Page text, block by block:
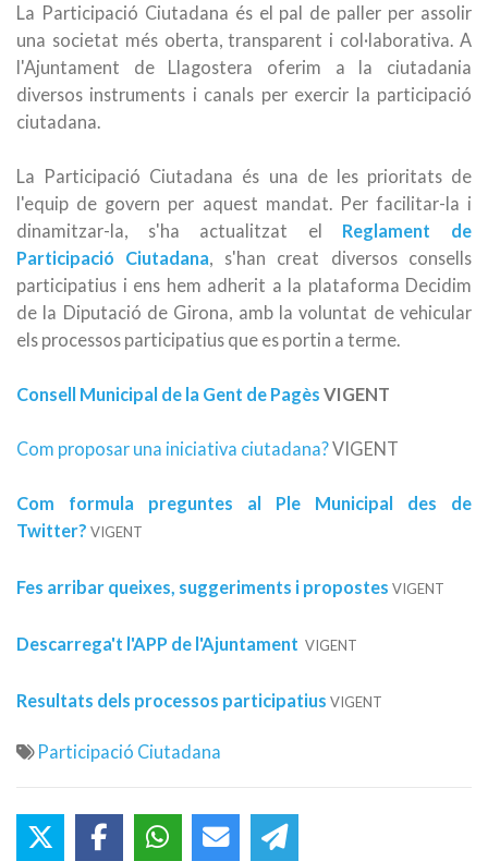
La Participació Ciutadana és el pal de paller per assolir
una societat més oberta, transparent i col·laborativa. A
l'Ajuntament de Llagostera oferim a la ciutadania
diversos instruments i canals per exercir la participació
ciutadana.
La Participació Ciutadana és una de les prioritats de
l'equip de govern per aquest mandat. Per facilitar-la i
dinamitzar-la, s'ha actualitzat el Reglament de
Participació Ciutadana , s'han creat diversos consells
participatius i ens hem adherit a la plataforma Decidim
de la Diputació de Girona, amb la voluntat de vehicular
els processos participatius que es portin a terme.
Consell Municipal de la Gent de Pagès VIGENT
Com proposar una iniciativa ciutadana?VIGENT
Com formula preguntes al Ple Municipal des de
Twitter? VIGENT
Fes arribar queixes, suggeriments i propostes VIGENT
Descarrega't l'APP de l'Ajuntament VIGENT
Resultats dels processos participatius VIGENT
Participació Ciutadana